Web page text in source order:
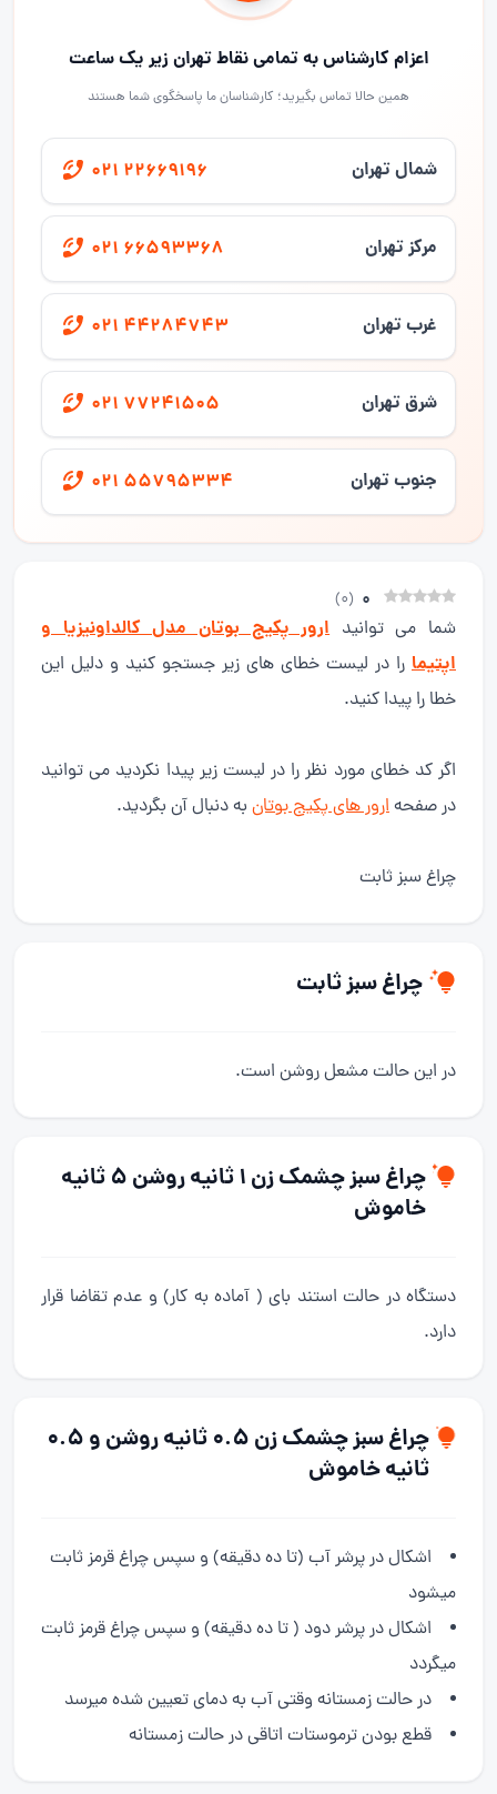
اعزام کارشناس به تمامی نقاط تهران زیر یک ساعت
همین حالا تماس بگیرید؛ کارشناسان ما پاسخگوی شما هستند
شمال تهران 021 22669196
مرکز تهران 021 66593368
غرب تهران 021 44284743
شرق تهران 021 77241505
جنوب تهران 021 55795334
0
(
0
)
شما می توانیدارور پکیج بوتان مدل کالداونیزیا و
اپتیما را در لیست خطای های زیر جستجو کنید و دلیل این
خطا را پیدا کنید.
اگر کد خطای مورد نظر را در لیست زیر پیدا نکردید می توانید
در صفحهارور های پکیج بوتان به دنبال آن بگردید.
چراغ سبز ثابت
چراغ سبز ثابت
در این حالت مشعل روشن است.
چراغ سبز چشمک زن 1 ثانیه روشن 5 ثانیه
خاموش
دستگاه در حالت استند بای ( آماده به کار) و عدم تقاضا قرار
دارد.
چراغ سبز چشمک زن 0.5 ثانیه روشن و 0.5
ثانیه خاموش
اشکال در پرشر آب (تا ده دقیقه) و سپس چراغ قرمز ثابت
میشود
اشکال در پرشر دود ( تا ده دقیقه) و سپس چراغ قرمز ثابت
میگردد
در حالت زمستانه وقتی آب به دمای تعیین شده میرسد
قطع بودن ترموستات اتاقی در حالت زمستانه